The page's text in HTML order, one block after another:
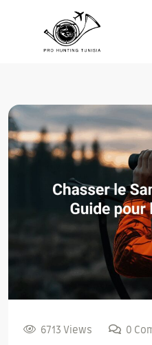
6713 Views 0